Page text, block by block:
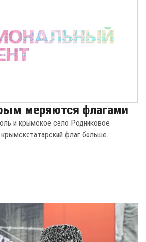
меряются флагами
и крымское село Родниковое
флаг больше.